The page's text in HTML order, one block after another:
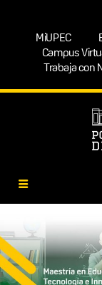
MiUPEC
Campus
Trabaja con